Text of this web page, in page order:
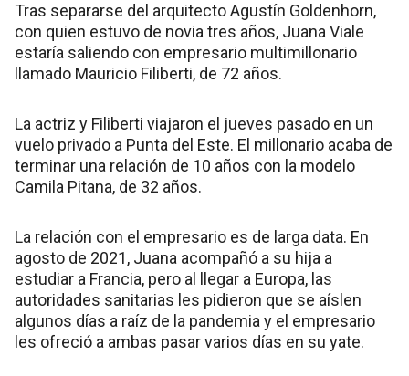
Tras separarse del arquitecto Agustín Goldenhorn,
con quien estuvo de novia tres años, Juana Viale
estaría saliendo con empresario multimillonario
llamado Mauricio Filiberti, de 72 años.
La actriz y Filiberti viajaron el jueves pasado en un
vuelo privado a Punta del Este. El millonario acaba de
terminar una relación de 10 años con la modelo
Camila Pitana, de 32 años.
La relación con el empresario es de larga data. En
agosto de 2021, Juana acompañó a su hija a
estudiar a Francia, pero al llegar a Europa, las
autoridades sanitarias les pidieron que se aíslen
algunos días a raíz de la pandemia y el empresario
les ofreció a ambas pasar varios días en su yate.